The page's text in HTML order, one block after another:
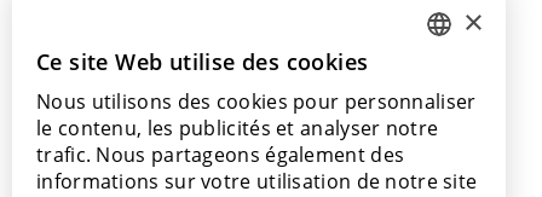
Notre salle d’exposition
Nos points de vente
ENGLISH
FRENCH
×
Ce site Web utilise des cookies
Nous utilisons des cookies pour personnaliser
le contenu, les publicités et analyser notre
trafic. Nous partageons également des
informations sur votre utilisation de notre site